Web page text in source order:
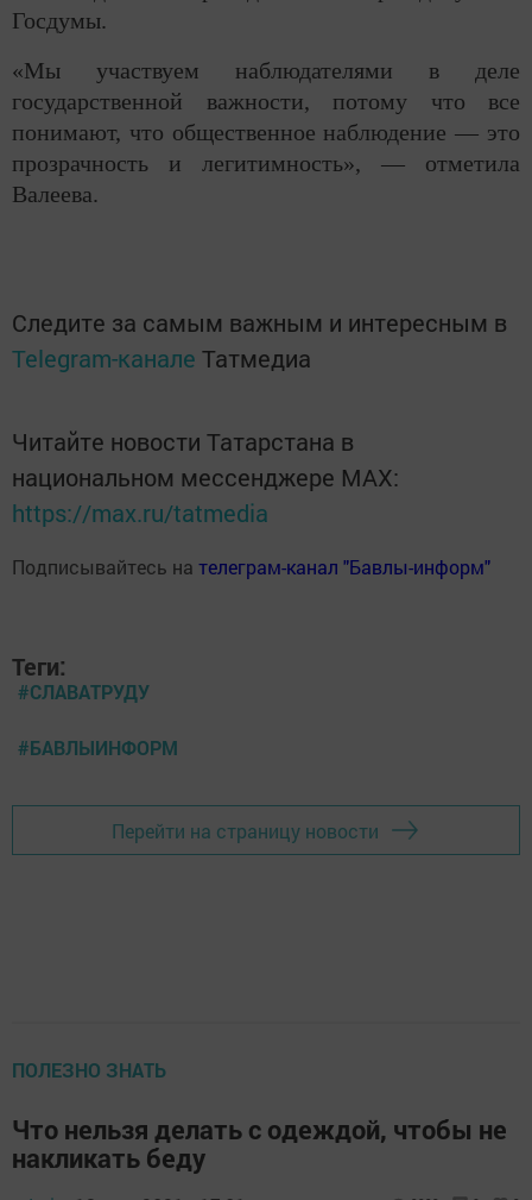
Госдумы.
«Мы участвуем наблюдателями в деле
государственной важности, потому что все
понимают, что общественное наблюдение — это
прозрачность и легитимность», — отметила
Валеева.
Следите за самым важным и интересным в
Telegram-канале Татмедиа
Читайте новости Татарстана в
национальном мессенджере MАХ:
https://max.ru/tatmedia
Подписывайтесь на телеграм-канал "Бавлы-информ"
Теги:
#СЛАВАТРУДУ
#БАВЛЫИНФОРМ
Перейти на страницу новости
ПОЛЕЗНО ЗНАТЬ
Что нельзя делать с одеждой, чтобы не
накликать беду